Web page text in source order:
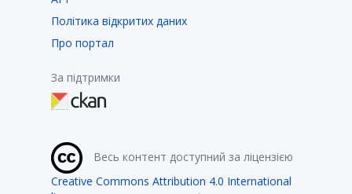
Політика відкритих даних
Про портал
За підтримки
Весь контент доступний за ліцензією
Creative Commons Attribution 4.0 International